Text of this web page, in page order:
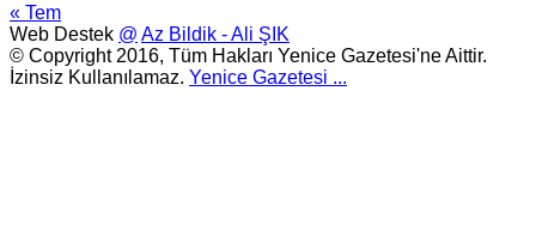
« Tem
Web Destek @ Az Bildik - Ali ŞIK
© Copyright 2016, Tüm Hakları Yenice Gazetesi'ne Aittir.
İzinsiz Kullanılamaz. Yenice Gazetesi ...